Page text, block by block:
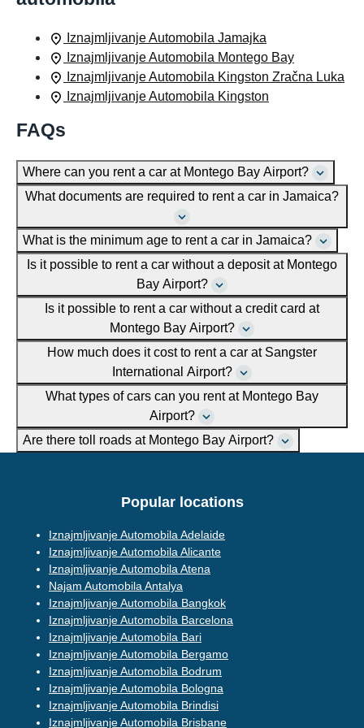
Iznajmljivanje Automobila Jamajka
Iznajmljivanje Automobila Montego Bay
Iznajmljivanje Automobila Kingston Zračna Luka
Iznajmljivanje Automobila Kingston
FAQs
Where can you rent a car at Montego Bay Airport?
What documents are required to rent a car in Jamaica?
What is the minimum age to rent a car in Jamaica?
Is it possible to rent a car without a deposit at Montego
Bay Airport?
Is it possible to rent a car without a credit card at
Montego Bay Airport?
How much does it cost to rent a car at Sangster
International Airport?
What types of cars can you rent at Montego Bay
Airport?
Are there toll roads at Montego Bay Airport?
Popular locations
Iznajmljivanje Automobila Adelaide
Iznajmljivanje Automobila Alicante
Iznajmljivanje Automobila Atena
Najam Automobila Antalya
Iznajmljivanje Automobila Bangkok
Iznajmljivanje Automobila Barcelona
Iznajmljivanje Automobila Bari
Iznajmljivanje Automobila Bergamo
Iznajmljivanje Automobila Bodrum
Iznajmljivanje Automobila Bologna
Iznajmljivanje Automobila Brindisi
Iznajmljivanje Automobila Brisbane